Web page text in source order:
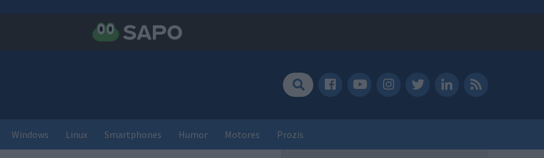
Windows Linux Smartphones Humor Motores Prozis